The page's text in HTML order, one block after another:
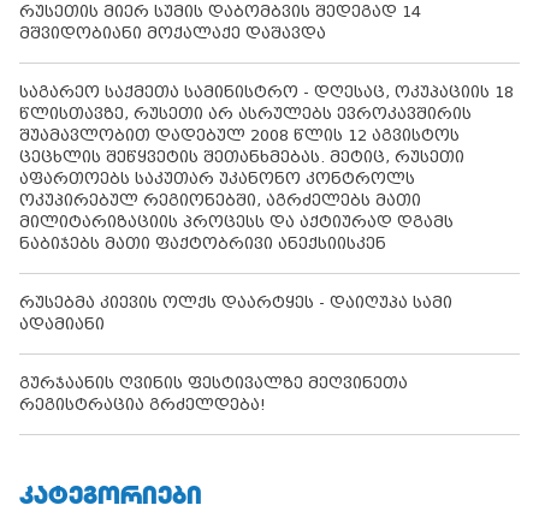
რუსეთის მიერ სუმის დაბომბვის შედეგად 14
მშვიდობიანი მოქალაქე დაშავდა
საგარეო საქმეთა სამინისტრო - დღესაც, ოკუპაციის 18
წლისთავზე, რუსეთი არ ასრულებს ევროკავშირის
შუამავლობით დადებულ 2008 წლის 12 აგვისტოს
ცეცხლის შეწყვეტის შეთანხმებას. მეტიც, რუსეთი
აფართოებს საკუთარ უკანონო კონტროლს
ოკუპირებულ რეგიონებში, აგრძელებს მათი
მილიტარიზაციის პროცესს და აქტიურად დგამს
ნაბიჯებს მათი ფაქტობრივი ანექსიისკენ
რუსებმა კიევის ოლქს დაარტყეს - დაიღუპა სამი
ადამიანი
გურჯაანის ღვინის ფესტივალზე მეღვინეთა
რეგისტრაცია გრძელდება!
ᲙᲐᲢᲔᲒᲝᲠᲘᲔᲑᲘ